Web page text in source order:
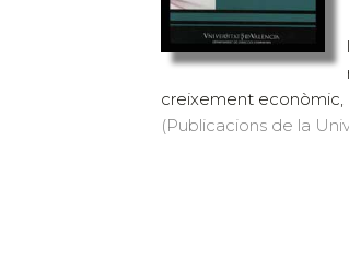
creixement econòmic,
(Publicacions de la